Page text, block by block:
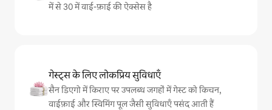
में से 30 में वाई-फ़ाई की ऐक्सेस है
गेस्ट्स के लिए लोकप्रिय सुविधाएँ
सैन डिएगो में किराए पर उपलब्ध जगहों में गेस्ट को किचन,
वाईफ़ाई और स्विमिंग पूल जैसी सुविधाएँ पसंद आती हैं